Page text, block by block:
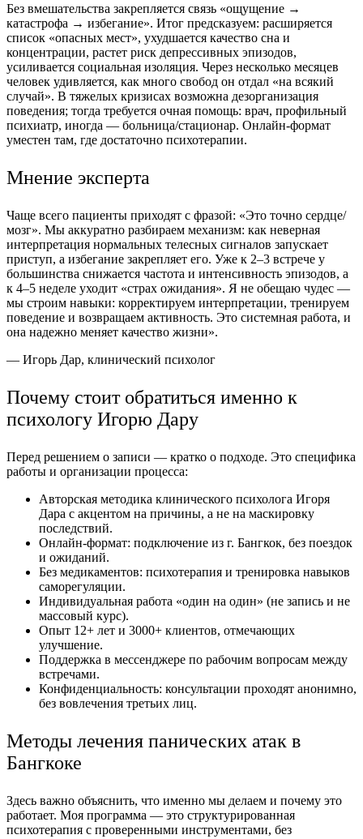
Без вмешательства закрепляется связь «ощущение →
катастрофа → избегание». Итог предсказуем: расширяется
список «опасных мест», ухудшается качество сна и
концентрации, растет риск депрессивных эпизодов,
усиливается социальная изоляция. Через несколько месяцев
человек удивляется, как много свобод он отдал «на всякий
случай». В тяжелых кризисах возможна дезорганизация
поведения; тогда требуется очная помощь: врач, профильный
психиатр, иногда — больница/стационар. Онлайн-формат
уместен там, где достаточно психотерапии.
Мнение эксперта
Чаще всего пациенты приходят с фразой: «Это точно сердце/
мозг». Мы аккуратно разбираем механизм: как неверная
интерпретация нормальных телесных сигналов запускает
приступ, а избегание закрепляет его. Уже к 2–3 встрече у
большинства снижается частота и интенсивность эпизодов, а
к 4–5 неделе уходит «страх ожидания». Я не обещаю чудес —
мы строим навыки: корректируем интерпретации, тренируем
поведение и возвращаем активность. Это системная работа, и
она надежно меняет качество жизни».
— Игорь Дар, клинический психолог
Почему стоит обратиться именно к
психологу Игорю Дару
Перед решением о записи — кратко о подходе. Это специфика
работы и организации процесса:
Авторская методика клинического психолога Игоря
Дара с акцентом на причины, а не на маскировку
последствий.
Онлайн-формат: подключение из г. Бангкок, без поездок
и ожиданий.
Без медикаментов: психотерапия и тренировка навыков
саморегуляции.
Индивидуальная работа «один на один» (не запись и не
массовый курс).
Опыт 12+ лет и 3000+ клиентов, отмечающих
улучшение.
Поддержка в мессенджере по рабочим вопросам между
встречами.
Конфиденциальность: консультации проходят анонимно,
без вовлечения третьих лиц.
Методы лечения панических атак в
Бангкоке
Здесь важно объяснить, что именно мы делаем и почему это
работает. Моя программа — это структурированная
психотерапия с проверенными инструментами, без